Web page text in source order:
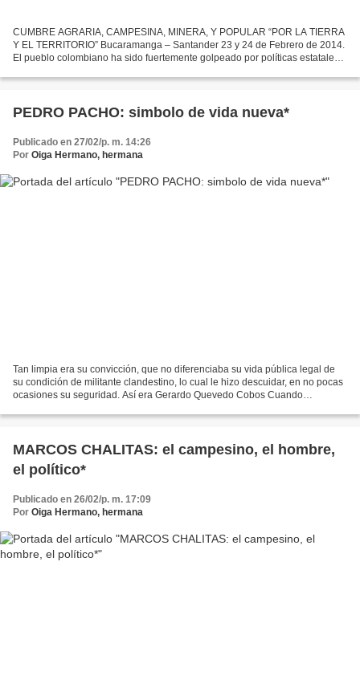
CUMBRE AGRARIA, CAMPESINA, MINERA, Y POPULAR “POR LA TIERRA
Y EL TERRITORIO” Bucaramanga – Santander 23 y 24 de Febrero de 2014.
El pueblo colombiano ha sido fuertemente golpeado por políticas estatales
PEDRO PACHO: simbolo de vida nueva*
Publicado en 27/02/p. m. 14:26
Por Oiga Hermano, hermana
Tan limpia era su convicción, que no diferenciaba su vida pública legal de
su condición de militante clandestino, lo cual le hizo descuidar, en no pocas
ocasiones su seguridad. Así era Gerardo Quevedo Cobos Cuando
MARCOS CHALITAS: el campesino, el hombre,
el político*
Publicado en 26/02/p. m. 17:09
Por Oiga Hermano, hermana